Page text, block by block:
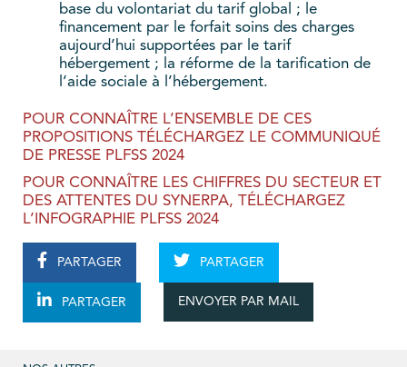
base du volontariat du tarif global ; le
financement par le forfait soins des charges
aujourd’hui supportées par le tarif
hébergement ; la réforme de la tarification de
l’aide sociale à l’hébergement.
POUR CONNAÎTRE L’ENSEMBLE DE CES
PROPOSITIONS TÉLÉCHARGEZ LE COMMUNIQUÉ
DE PRESSE PLFSS 2024
POUR CONNAÎTRE LES CHIFFRES DU SECTEUR ET
DES ATTENTES DU SYNERPA, TÉLÉCHARGEZ
L’INFOGRAPHIE PLFSS 2024
PARTAGER PARTAGER
PARTAGER ENVOYER PAR MAIL